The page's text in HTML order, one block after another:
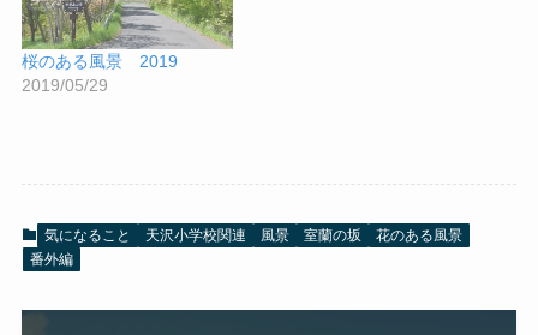
桜のある風景 2019
2019/05/29
気になること 天沢小学校関連 風景 室蘭の坂
花のある風景
番外編